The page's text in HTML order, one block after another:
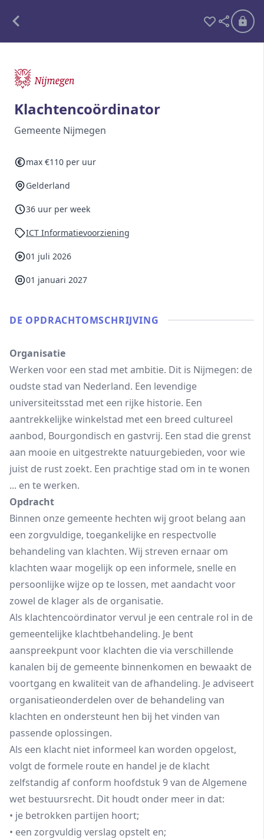
Detachering
Interim opdrachten statistiek
Ben je al lid?
Klachtencoördinator
Gemeente Nijmegen
max €110 per uur
Gelderland
36 uur per week
ICT Informatievoorziening
01 juli 2026
01 januari 2027
DE OPDRACHT­OMSCHRIJVING
Organisatie
Werken voor een stad met ambitie. Dit is Nijmegen: de
oudste stad van Nederland. Een levendige
universiteitsstad met een rijke historie. Een
aantrekkelijke winkelstad met een breed cultureel
aanbod, Bourgondisch en gastvrij. Een stad die grenst
aan mooie en uitgestrekte natuurgebieden, voor wie
juist de rust zoekt. Een prachtige stad om in te wonen
... en te werken.
Opdracht
Binnen onze gemeente hechten wij groot belang aan
een zorgvuldige, toegankelijke en respectvolle
behandeling van klachten. Wij streven ernaar om
klachten waar mogelijk op een informele, snelle en
persoonlijke wijze op te lossen, met aandacht voor
zowel de klager als de organisatie.
Als klachtencoördinator vervul je een centrale rol in de
gemeentelijke klachtbehandeling. Je bent
aanspreekpunt voor klachten die via verschillende
kanalen bij de gemeente binnenkomen en bewaakt de
voortgang en kwaliteit van de afhandeling. Je adviseert
organisatieonderdelen over de behandeling van
klachten en ondersteunt hen bij het vinden van
passende oplossingen.
Als een klacht niet informeel kan worden opgelost,
volgt de formele route en handel je de klacht
zelfstandig af conform hoofdstuk 9 van de Algemene
wet bestuursrecht. Dit houdt onder meer in dat:
• je betrokken partijen hoort;
• een zorgvuldig verslag opstelt en;